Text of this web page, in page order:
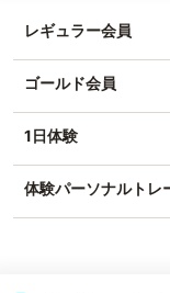
レギュラー会員
ゴールド会員
1日体験
体験パーソナルトレ